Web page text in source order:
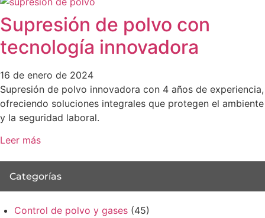
Supresión de polvo con
tecnología innovadora
16 de enero de 2024
Supresión de polvo innovadora con 4 años de experiencia,
ofreciendo soluciones integrales que protegen el ambiente
y la seguridad laboral.
Leer más
Categorías
Control de polvo y gases (45)